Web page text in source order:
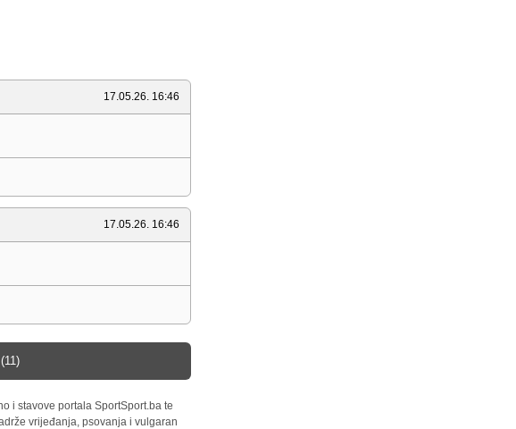
17.05.26. 16:46
17.05.26. 16:46
i stavove portala SportSport.ba te
vrijeđanja, psovanja i vulgaran